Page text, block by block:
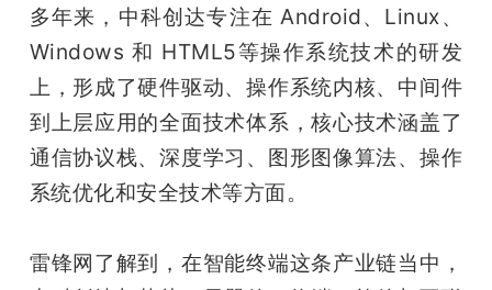
活
动
中
GAIR
多年来，中科创达专注在 Android、Linux、
Windows 和 HTML5等操作系统技术的研发
上，形成了硬件驱动、操作系统内核、中间件
到上层应用的全面技术体系，核心技术涵盖了
通信协议栈、深度学习、图形图像算法、操作
系统优化和安全技术等方面。
雷锋网了解到，在智能终端这条产业链当中，